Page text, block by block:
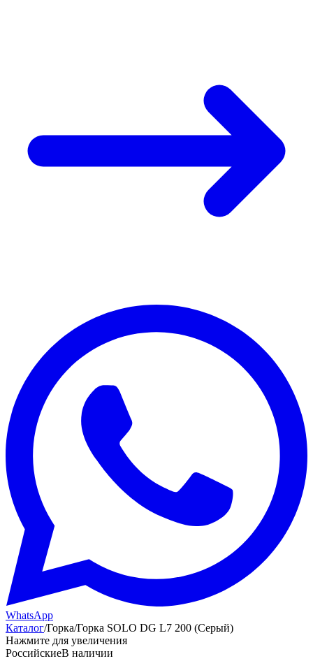
WhatsApp
Каталог/Горка/Горка SOLO DG L7 200 (Серый)
Нажмите для увеличения
РоссийскиеВ наличии